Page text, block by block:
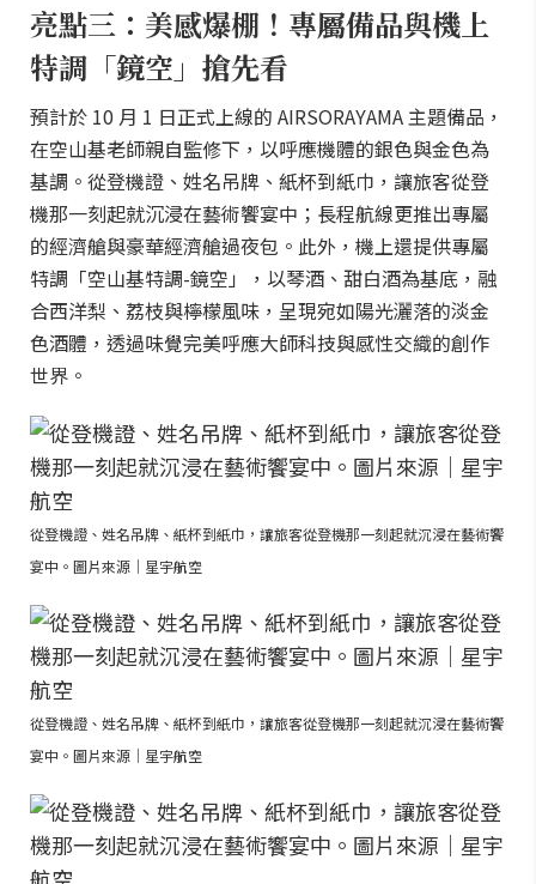
亮點三：美感爆棚！專屬備品與機上
特調「鏡空」搶先看
預計於 10 月 1 日正式上線的 AIRSORAYAMA 主題備品，
在空山基老師親自監修下，以呼應機體的銀色與金色為
基調。從登機證、姓名吊牌、紙杯到紙巾，讓旅客從登
機那一刻起就沉浸在藝術饗宴中；長程航線更推出專屬
的經濟艙與豪華經濟艙過夜包。此外，機上還提供專屬
特調「空山基特調-鏡空」，以琴酒、甜白酒為基底，融
合西洋梨、荔枝與檸檬風味，呈現宛如陽光灑落的淡金
色酒體，透過味覺完美呼應大師科技與感性交織的創作
世界。
從登機證、姓名吊牌、紙杯到紙巾，讓旅客從登機那一刻起就沉浸在藝術饗
宴中。圖片來源｜星宇航空
從登機證、姓名吊牌、紙杯到紙巾，讓旅客從登機那一刻起就沉浸在藝術饗
宴中。圖片來源｜星宇航空